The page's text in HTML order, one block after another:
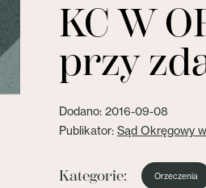
KC W
przy
Dodano: 2016-09-08
Publikator: Sąd Okręgowy
Kategorie: Orzeczenia